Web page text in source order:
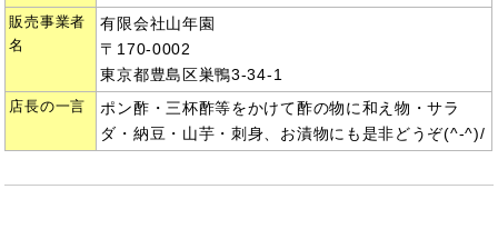
販売事業者
名
有限会社山年園
〒170-0002
東京都豊島区巣鴨3-34-1
店長の一言
ポン酢・三杯酢等をかけて酢の物に和え物・サラ
ダ・納豆・山芋・刺身、お漬物にも是非どうぞ(^-^)/